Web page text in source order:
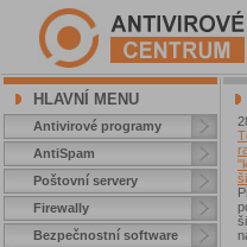
HLAVNÍ MENU
Antivirové programy
AntiSpam
Poštovní servery
Firewally
Bezpečnostní software